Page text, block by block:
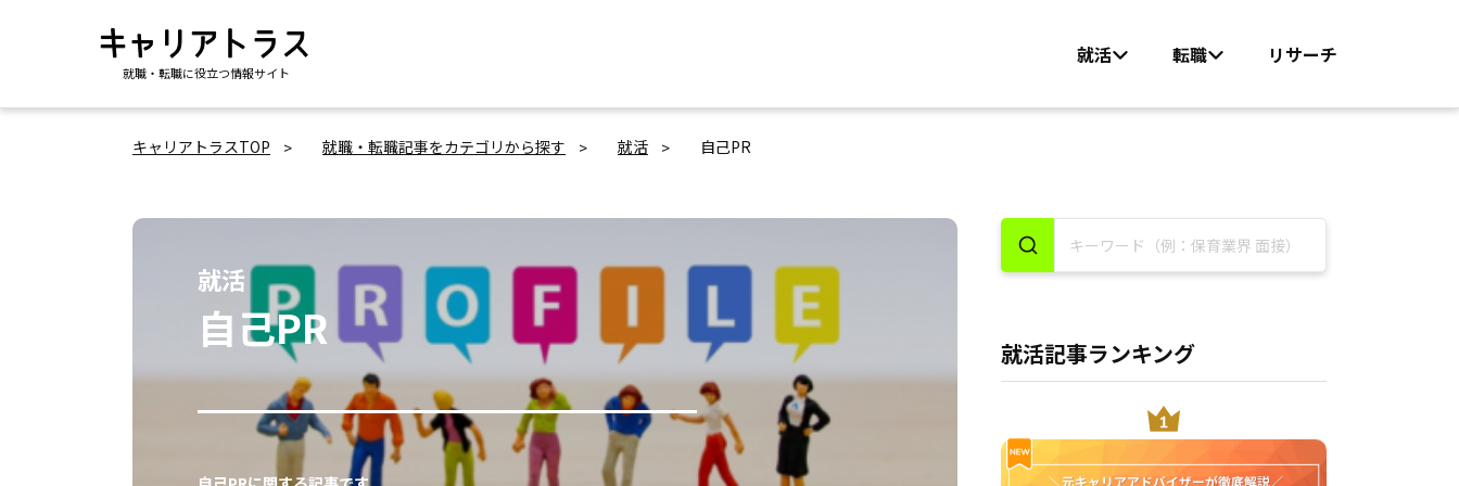
就職・転職に役立つ情報サイト
就活 転職 リサーチ
キャリアトラスTOP 就職・転職記事をカテゴリから探す 就活 自己PR
就活
自己PR 就活記事ランキング